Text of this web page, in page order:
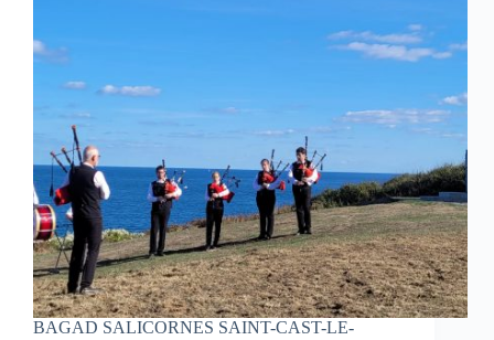
BAGAD SALICORNES SAINT-CAST-LE-